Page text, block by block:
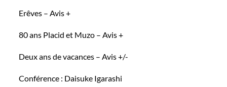
Erêves – Avis +
80 ans Placid et Muzo – Avis +
Deux ans de vacances – Avis +/-
Conférence : Daisuke Igarashi